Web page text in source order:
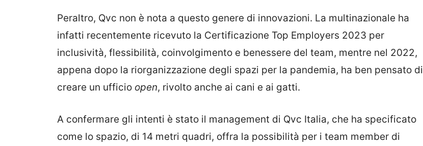
Peraltro, Qvc non è nota a questo genere di innovazioni. La multinazionale ha
infatti recentemente ricevuto la Certificazione Top Employers 2023 per
inclusività, flessibilità, coinvolgimento e benessere del team, mentre nel 2022,
appena dopo la riorganizzazione degli spazi per la pandemia, ha ben pensato di
creare un ufficio open, rivolto anche ai cani e ai gatti.
A confermare gli intenti è stato il management di Qvc Italia, che ha specificato
come lo spazio, di 14 metri quadri, offra la possibilità per i team member di